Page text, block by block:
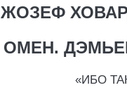
ЖОЗЕФ
ОМЕН.
«ИБО